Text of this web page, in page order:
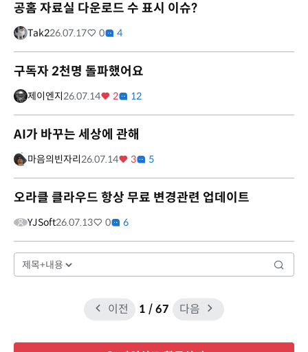
공홈 자료실 다운로드 수 표시 이슈?
Tak226.07.17 0 4
구독자 2천명 돌파했어요
제이엔지26.07.14 2 12
AI가 바꾸는 세상에 관해
마음의빈자리26.07.14 3 5
오라클 클라우드 항상 무료 변경관련 업데이트
YJSoft26.07.13 0 6
이전 1 / 67 다음